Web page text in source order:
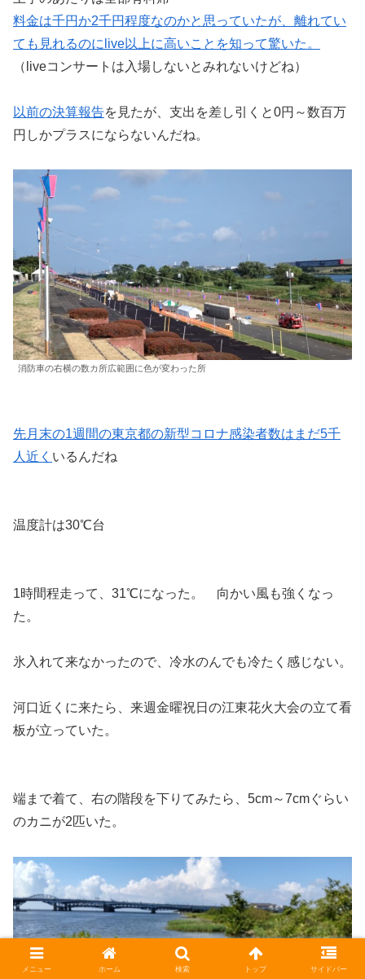
料金は千円か2千円程度なのかと思っていたが、離れてい
ても見れるのにlive以上に高いことを知って驚いた。
（liveコンサートは入場しないとみれないけどね）
以前の決算報告を見たが、支出を差し引くと0円～数百万
円しかプラスにならないんだね。
消防車の右横の数カ所広範囲に色が変わった所
先月末の1週間の東京都の新型コロナ感染者数はまだ5千
人近く いるんだね
温度計は30℃台
1時間程走って、31℃になった。 向かい風も強くなっ
た。
氷入れて来なかったので、冷水のんでも冷たく感じない。
河口近くに来たら、来週金曜祝日の江東花火大会の立て看
板が立っていた。
端まで着て、右の階段を下りてみたら、5cm～7cmぐらい
のカニが2匹いた。
メニュー ホーム 検索 トップ サイドバー